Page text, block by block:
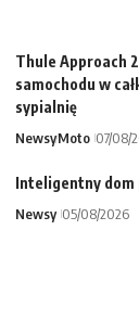
Thule Approach
samochodu w
sypialnię
NewsyMoto 07/08/
Inteligentny dom
Newsy 05/08/2026